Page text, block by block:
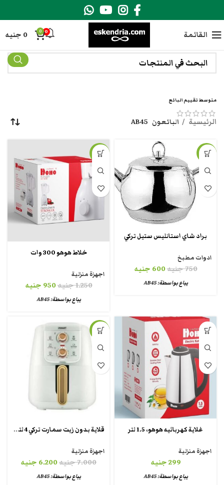
القائمة 0
0
0 جنيه
متوسط تقييم البائع
الرئيسية البائعون AB45
-20%
براد شاي استانليس ستيل تركي
ادوات مطبخ
750جنيه600 جنيه
يباع بواسطة:AB45
-24%
خلاط هوهو 300 وات
اجهزة منزلية
1.250جنيه950 جنيه
يباع بواسطة:AB45
غلاية كهربائيه هوهو، 1.5 لتر
اجهزة منزلية
299جنيه
يباع بواسطة:AB45
-11%
قلاية بدون زيت سمارت تركي 4 لتر ،1550 واط ، اسود
اجهزة منزلية
7.000جنيه6.200 جنيه
يباع بواسطة:AB45